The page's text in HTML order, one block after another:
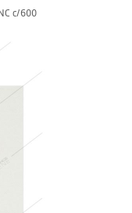
c/600